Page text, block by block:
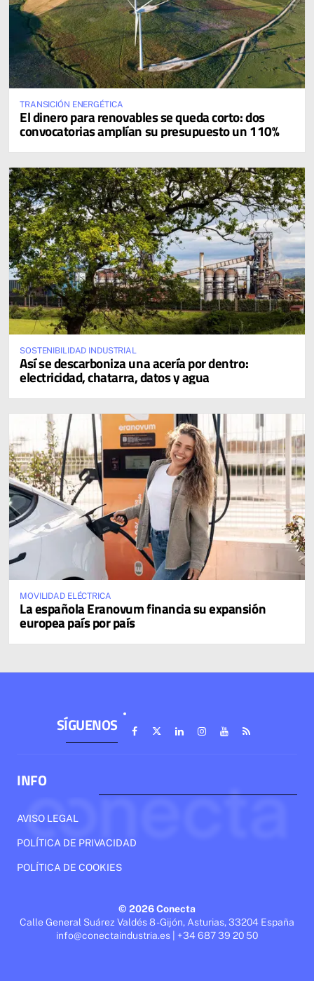
TRANSICIÓN ENERGÉTICA
El dinero para renovables se queda corto: dos
convocatorias amplían su presupuesto un 110%
SOSTENIBILIDAD INDUSTRIAL
Así se descarboniza una acería por dentro:
electricidad, chatarra, datos y agua
MOVILIDAD ELÉCTRICA
La española Eranovum financia su expansión
europea país por país
SÍGUENOS
INFO
AVISO LEGAL
POLÍTICA DE PRIVACIDAD
POLÍTICA DE COOKIES
© 2026 Conecta
Calle General Suárez Valdés 8 - Gijón, Asturias, 33204 España
info@conectaindustria.es | +34 687 39 20 50